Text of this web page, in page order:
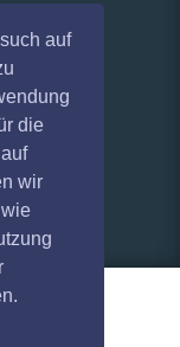
auf
die
wir